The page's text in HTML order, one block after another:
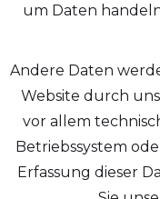
um Daten
Andere Daten
Website durch
vor allem
Betriebssystem
Erfassung dieser